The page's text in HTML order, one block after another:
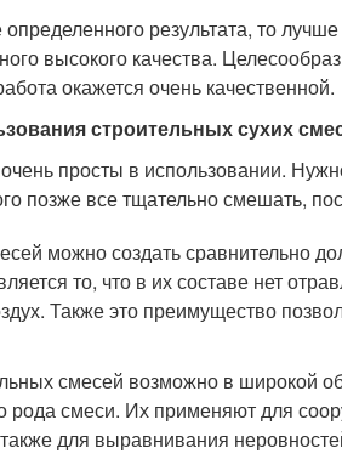
результата, то
высокого качества.
окажется очень качественной.
строительных сухих
просты в использовании.
позже все тщательно смешать,
можно создать сравнительно
то, что в их составе нет
Также это преимущество
смесей возможно в широкой
рода смеси. Их применяют для
для выравнивания